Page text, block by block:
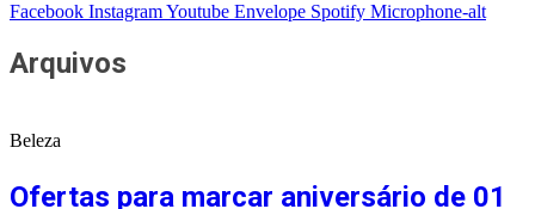
Facebook InstagramYoutube Envelope Spotify Microphone-alt
Arquivos
Beleza
Ofertas para marcar aniversário de 01